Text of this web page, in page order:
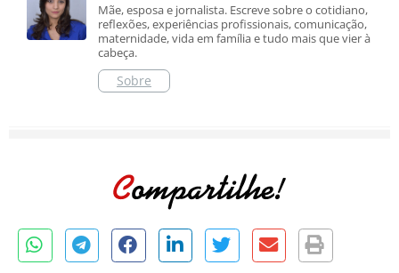
Mãe, esposa e jornalista. Escreve sobre o cotidiano,
reflexões, experiências profissionais, comunicação,
maternidade, vida em família e tudo mais que vier à
cabeça.
Sobre